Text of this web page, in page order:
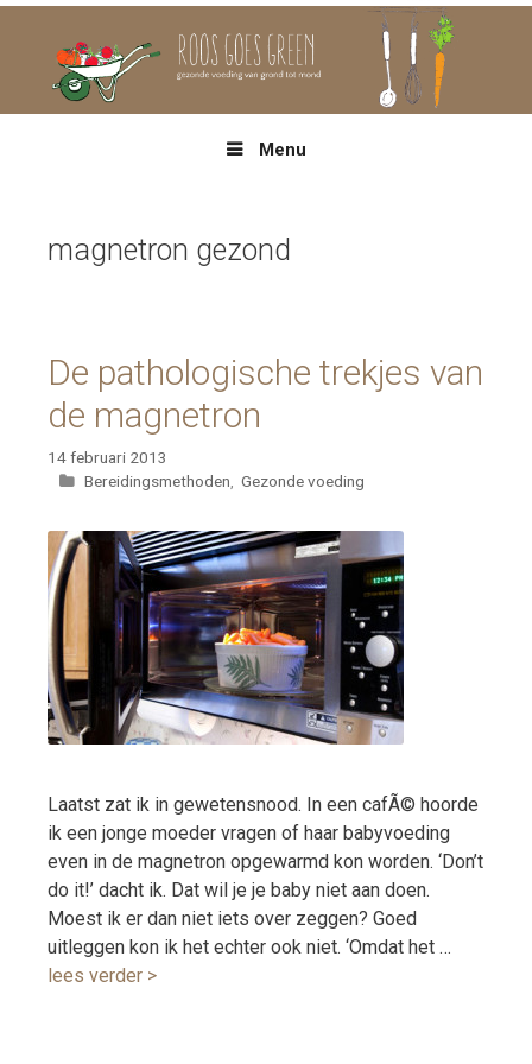
Menu
magnetron gezond
De pathologische trekjes van
de magnetron
14 februari 2013
Categorieën
Bereidingsmethoden, Gezonde voeding
Laatst zat ik in gewetensnood. In een cafÃ© hoorde
ik een jonge moeder vragen of haar babyvoeding
even in de magnetron opgewarmd kon worden. ‘Don’t
do it!’ dacht ik. Dat wil je je baby niet aan doen.
Moest ik er dan niet iets over zeggen? Goed
uitleggen kon ik het echter ook niet. ‘Omdat het …
lees verder >